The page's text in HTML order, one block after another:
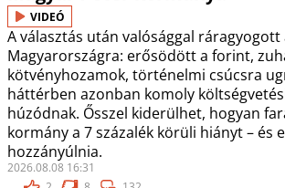
VIDEÓ
A választás után valósággal ráragyogott
Magyarországra: erősödött a forint,
kötvényhozamok, történelmi csúcsra
háttérben azonban komoly
húzódnak. Ősszel kiderülhet, hogyan
kormány a 7 százalék körüli hiányt – és
hozzányúlnia.
2026.08.08 16:31